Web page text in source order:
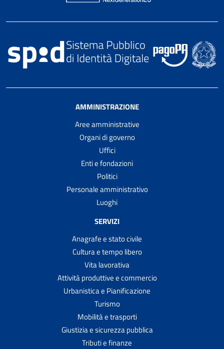
AMMINISTRAZIONE
Aree amministrative
Organi di governo
Uffici
Enti e fondazioni
Politici
Personale amministrativo
Luoghi
SERVIZI
Anagrafe e stato civile
Cultura e tempo libero
Vita lavorativa
Attività produttive e commercio
Urbanistica e Pianificazione
Turismo
Mobilità e trasporti
Giustizia e sicurezza pubblica
Tributi e finanze